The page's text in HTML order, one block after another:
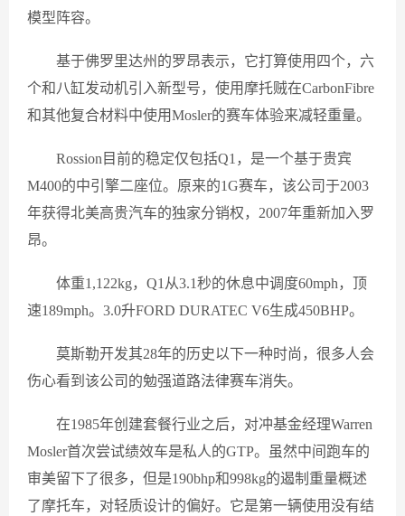
模型阵容。
基于佛罗里达州的罗昂表示，它打算使用四个，六
个和八缸发动机引入新型号，使用摩托贼在CarbonFibre
和其他复合材料中使用Mosler的赛车体验来减轻重量。
Rossion目前的稳定仅包括Q1，是一个基于贵宾
M400的中引擎二座位。原来的1G赛车，该公司于2003
年获得北美高贵汽车的独家分销权，2007年重新加入罗
昂。
体重1,122kg，Q1从3.1秒的休息中调度60mph，顶
速189mph。3.0升FORD DURATEC V6生成450BHP。
莫斯勒开发其28年的历史以下一种时尚，很多人会
伤心看到该公司的勉强道路法律赛车消失。
在1985年创建套餐行业之后，对冲基金经理Warren
Mosler首次尝试绩效车是私人的GTP。虽然中间跑车的
审美留下了很多，但是190bhp和998kg的遏制重量概述
了摩托车，对轻质设计的偏好。它是第一辆使用没有结